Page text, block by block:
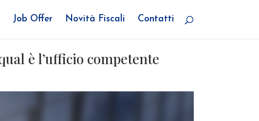
Job Offer Novità Fiscali Contatti
è l’ufficio competente